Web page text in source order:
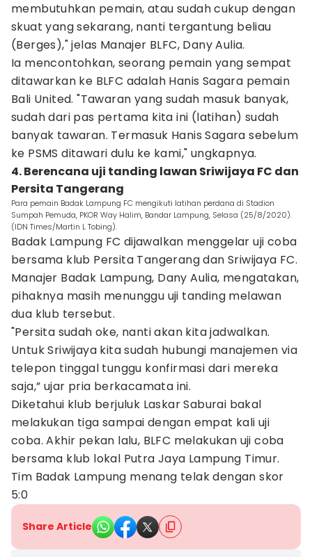
membutuhkan pemain, atau sudah cukup dengan
skuat yang sekarang, nanti tergantung beliau
(Berges)," jelas Manajer BLFC, Dany Aulia.
Ia mencontohkan, seorang pemain yang sempat
ditawarkan ke BLFC adalah Hanis Sagara pemain
Bali United. "Tawaran yang sudah masuk banyak,
sudah dari pas pertama kita ini (latihan) sudah
banyak tawaran. Termasuk Hanis Sagara sebelum
ke PSMS ditawari dulu ke kami," ungkapnya.
4. Berencana uji tanding lawan Sriwijaya FC dan
Persita Tangerang
Para pemain Badak Lampung FC mengikuti latihan perdana di Stadion
Sumpah Pemuda, PKOR Way Halim, Bandar Lampung, Selasa (25/8/2020).
(IDN Times/Martin L Tobing).
Badak Lampung FC dijawalkan menggelar uji coba
bersama klub Persita Tangerang dan Sriwijaya FC.
Manajer Badak Lampung, Dany Aulia, mengatakan,
pihaknya masih menunggu uji tanding melawan
dua klub tersebut.
"Persita sudah oke, nanti akan kita jadwalkan.
Untuk Sriwijaya kita sudah hubungi manajemen via
telepon tinggal tunggu konfirmasi dari mereka
saja,” ujar pria berkacamata ini.
Diketahui klub berjuluk Laskar Saburai bakal
melakukan tiga sampai dengan empat kali uji
coba. Akhir pekan lalu, BLFC melakukan uji coba
bersama klub lokal Putra Jaya Lampung Timur.
Tim Badak Lampung menang telak dengan skor
5:0
Share Article